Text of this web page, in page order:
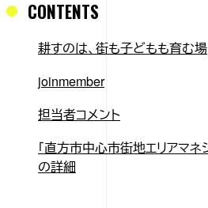
CONTENTS
耕すのは、街も子どもも育む場
joinmember
担当者コメント
「直方市中心市街地エリアマネ
の詳細